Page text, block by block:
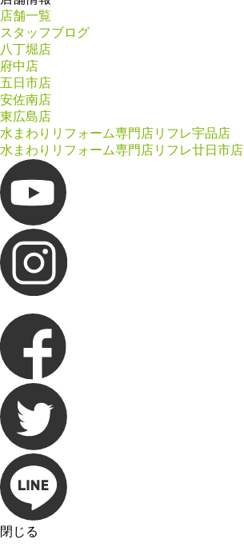
店舗一覧
スタッフブログ
八丁堀店
府中店
五日市店
安佐南店
東広島店
水まわりリフォーム専門店リフレ宇品店
水まわりリフォーム専門店リフレ廿日市店
閉じる